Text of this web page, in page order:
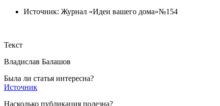
Источник: Журнал «Идеи вашего дома»№154
Текст
Владислав Балашов
Была ли статья интересна?
Источник
Насколько публикация полезна?